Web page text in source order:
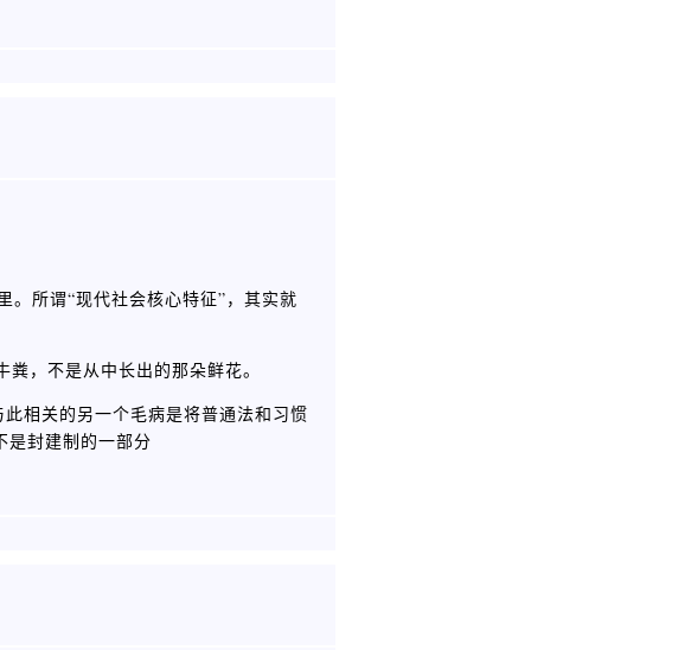
。所谓“现代社会核心特征”，其实就
，不是从中长出的那朵鲜花。
相关的另一个毛病是将普通法和习惯
是封建制的一部分